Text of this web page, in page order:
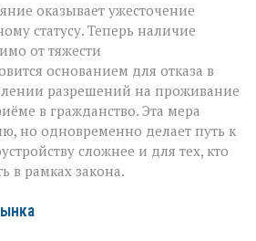
оказывает ужесточение
статусу. Теперь наличие
от тяжести
основанием для отказа в
разрешений на проживание
в гражданство. Эта мера
но одновременно делает путь к
сложнее и для тех, кто
в рамках закона.